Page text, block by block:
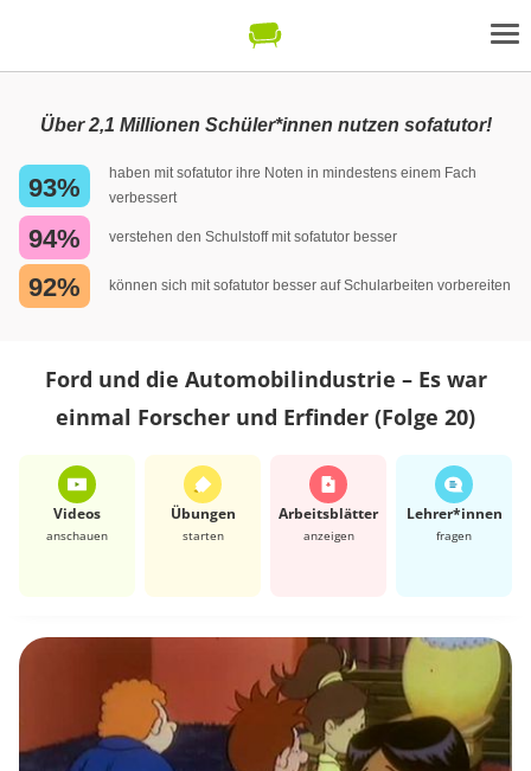
Über 2,1 Millionen Schüler*innen nutzen sofatutor!
93%
haben mit sofatutor ihre Noten in mindestens einem Fach
verbessert
94% verstehen den Schulstoff mit sofatutor besser
92% können sich mit sofatutor besser auf Schularbeiten vorbereiten
Ford und die Automobilindustrie – Es war
einmal Forscher und Erfinder (Folge 20)
Videos
anschauen
Übungen
starten
Arbeits­blätter
anzeigen
Lehrer*​innen
fragen